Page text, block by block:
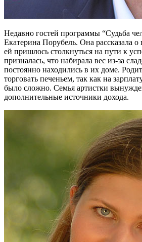
Недавно гостей программы “Судьба
Екатерина Порубель. Она рассказала
ей пришлось столкнуться на пути к
призналась, что набирала вес из-за
постоянно находились в их доме.
торговать печеньем, так как на
было сложно. Семья артистки
дополнительные источники дохода.